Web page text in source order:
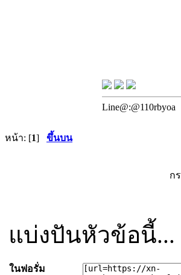
Line@:@110rbyoa
หน้า: [1] ขึ้นบน
ก
แบ่งปันหัวข้อนี้...
ในฟอรั่ม